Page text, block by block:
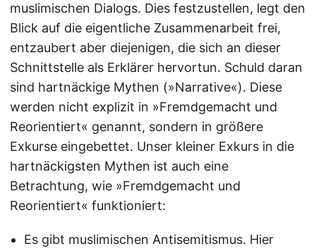
muslimischen Dialogs. Dies festzustellen, legt den
Blick auf die eigentliche Zusammenarbeit frei,
entzaubert aber diejenigen, die sich an dieser
Schnittstelle als Erklärer hervortun. Schuld daran
sind hartnäckige Mythen (»Narrative«). Diese
werden nicht explizit in »Fremdgemacht und
Reorientiert« genannt, sondern in größere
Exkurse eingebettet. Unser kleiner Exkurs in die
hartnäckigsten Mythen ist auch eine
Betrachtung, wie »Fremdgemacht und
Reorientiert« funktioniert:
Es gibt muslimischen Antisemitismus. Hier